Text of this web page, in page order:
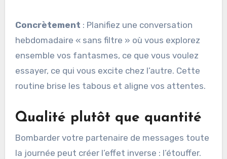
Concrètement : Planifiez une conversation
hebdomadaire « sans filtre » où vous explorez
ensemble vos fantasmes, ce que vous voulez
essayer, ce qui vous excite chez l’autre. Cette
routine brise les tabous et aligne vos attentes.
Qualité plutôt que quantité
Bombarder votre partenaire de messages toute
la journée peut créer l’effet inverse : l’étouffer.